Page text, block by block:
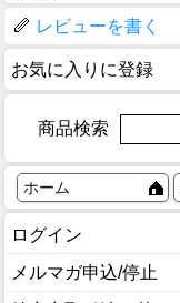
レビューを書く
お気に入りに登録
商品検索
ホーム
ログイン
メルマガ申込/停止